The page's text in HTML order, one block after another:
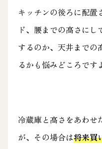
キッチンの後ろに配置
ド、腰までの高さに
するのか、天井までの
るかも悩みどころです
冷蔵庫と高さをあわせ
が、その場合は将来買